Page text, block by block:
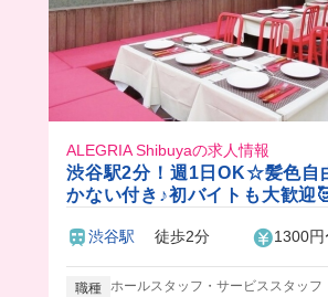
ALEGRIA Shibuyaの求人情報
渋谷駅2分！週1日OK☆髪色自
かない付き♪初バイトも大歓迎
渋谷駅 徒歩2分 1300円
職種 ホールスタッフ・サービススタッフ